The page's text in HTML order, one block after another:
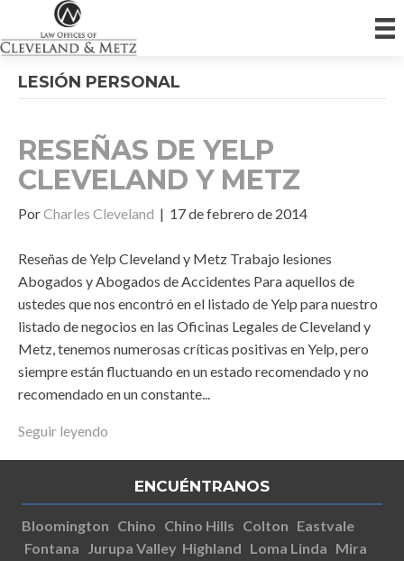
LESIÓN PERSONAL
RESEÑAS DE YELP
CLEVELAND Y METZ
PorCharles Cleveland | 17 de febrero de 2014
Reseñas de Yelp Cleveland y Metz Trabajo lesiones
Abogados y Abogados de Accidentes Para aquellos de
ustedes que nos encontró en el listado de Yelp para nuestro
listado de negocios en las Oficinas Legales de Cleveland y
Metz, tenemos numerosas críticas positivas en Yelp, pero
siempre están fluctuando en un estado recomendado y no
recomendado en un constante...
Seguir leyendo
ENCUÉNTRANOS
Bloomington Chino Chino Hills Colton Eastvale
Fontana Jurupa Valley Highland Loma Linda Mira